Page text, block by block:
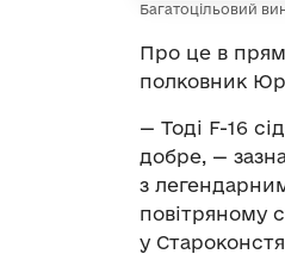
Багатоцільовий
Про це в
полковник
— Тоді F-16
добре, —
з
повітряному
у